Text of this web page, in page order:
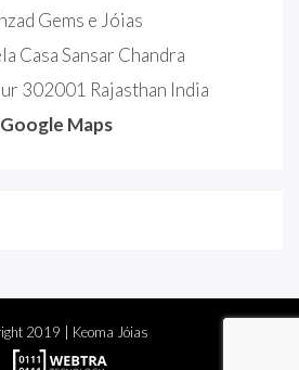
Gems e Jóias
Casa Sansar Chandra
302001 Rajasthan India
Google Maps
2019 | Keoma Jóias